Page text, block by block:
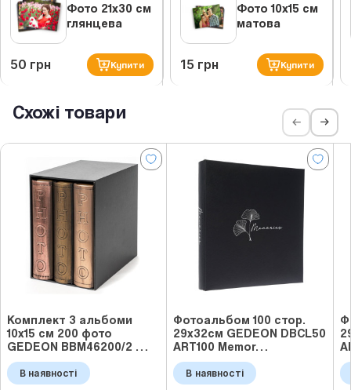
Фото 21х30 см
глянцева
50 грн Купити
Фото 10х15 см
матова
15 грн Купити
Схожі товари
Комплект 3 альбоми
10x15 см 200 фото
GEDEON BBM46200/2 …
В наявності
Фотоальбом 100 стор.
29x32см GEDEON DBCL50
ART100 Memor…
В наявності